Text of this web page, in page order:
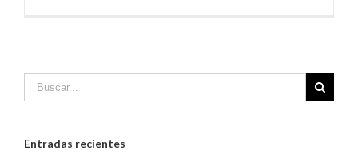
Entradas recientes